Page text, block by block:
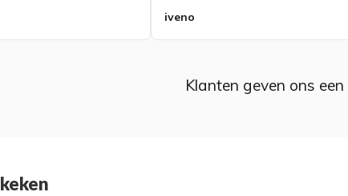
iveno
Klanten geven ons een